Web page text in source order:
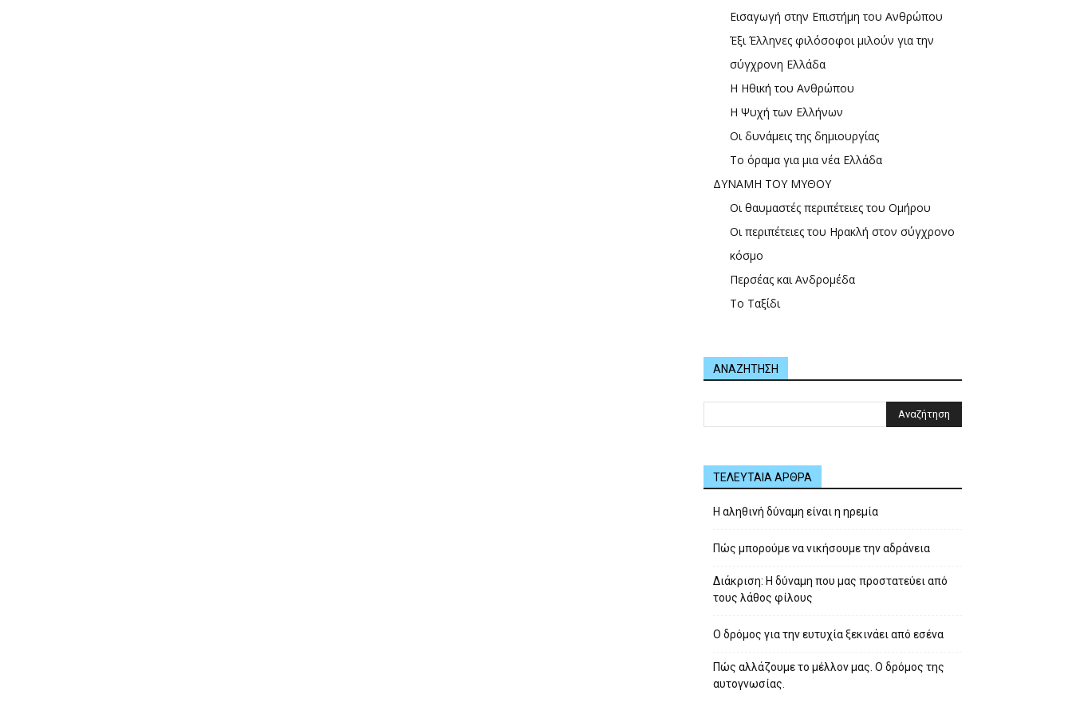
Εισαγωγή στην Επιστήμη του Ανθρώπου
Έξι Έλληνες φιλόσοφοι μιλούν για την
σύγχρονη Ελλάδα
Η Ηθική του Ανθρώπου
Η Ψυχή των Ελλήνων
Οι δυνάμεις της δημιουργίας
Το όραμα για μια νέα Ελλάδα
ΔΥΝΑΜΗ ΤΟΥ ΜΥΘΟΥ
Οι θαυμαστές περιπέτειες του Ομήρου
Οι περιπέτειες του Ηρακλή στον σύγχρονο
κόσμο
Περσέας και Ανδρομέδα
Το Ταξίδι
ΑΝΑΖΗΤΗΣΗ
ΤΕΛΕΥΤΑΙΑ ΑΡΘΡΑ
Η αληθινή δύναμη είναι η ηρεμία
Πώς μπορούμε να νικήσουμε την αδράνεια
Διάκριση: Η δύναμη που μας προστατεύει από
τους λάθος φίλους
Ο δρόμος για την ευτυχία ξεκινάει από εσένα
Πώς αλλάζουμε το μέλλον μας. Ο δρόμος της
αυτογνωσίας.